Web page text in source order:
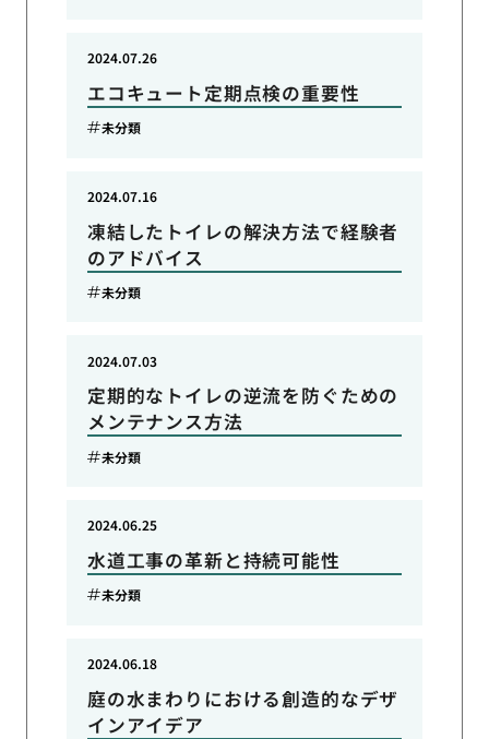
エコキュート定期点検の重要性
2024.07.26
未分類
凍結したトイレの解決方法で経験者
のアドバイス
2024.07.16
未分類
定期的なトイレの逆流を防ぐための
メンテナンス方法
2024.07.03
未分類
水道工事の革新と持続可能性
2024.06.25
未分類
庭の水まわりにおける創造的なデザ
インアイデア
2024.06.18